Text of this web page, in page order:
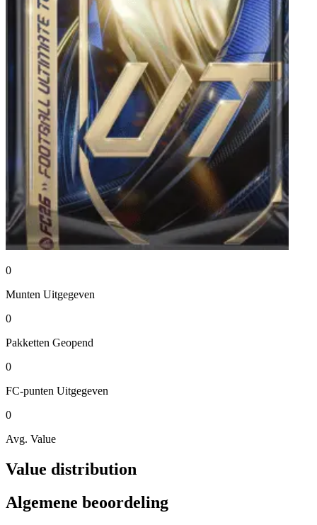
0
Munten Uitgegeven
0
Pakketten Geopend
0
FC-punten Uitgegeven
0
Avg. Value
Value distribution
Algemene beoordeling